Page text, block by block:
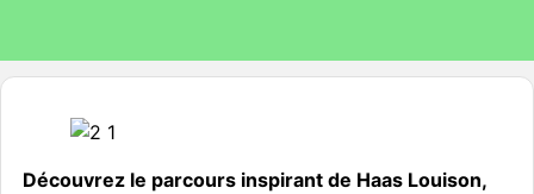
Découvrez le parcours inspirant de Haas Louison,